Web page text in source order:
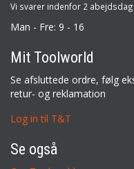
Vi svarer indenfor 2
Man - Fre: 9 - 16
Mit Toolworld
Se afsluttede ordre, følg
retur- og reklamation
Log in til T&T
Se også